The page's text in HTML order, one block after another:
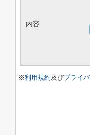
内容
※利用規約及びプライ